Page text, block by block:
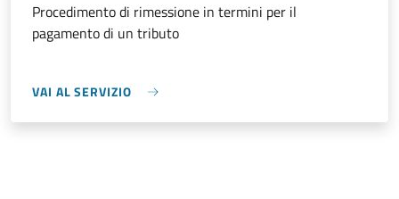
Procedimento di rimessione in termini per il
pagamento di un tributo
VAI AL SERVIZIO